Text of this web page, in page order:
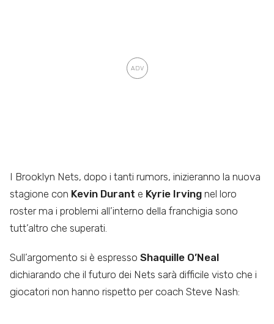
I Brooklyn Nets, dopo i tanti rumors, inizieranno la nuova
stagione con Kevin Durant e Kyrie Irving nel loro
roster ma i problemi all’interno della franchigia sono
tutt’altro che superati.
Sull’argomento si è espresso Shaquille O’Neal
dichiarando che il futuro dei Nets sarà difficile visto che i
giocatori non hanno rispetto per coach Steve Nash: